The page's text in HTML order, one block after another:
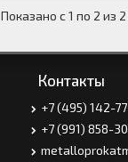
Показано с 1 по 2 из
Контакты
+7 (495) 142-
+7 (991) 858-